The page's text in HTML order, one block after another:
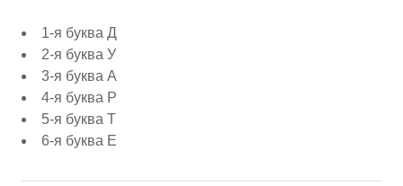
1-я буква Д
2-я буква У
3-я буква А
4-я буква Р
5-я буква Т
6-я буква Е